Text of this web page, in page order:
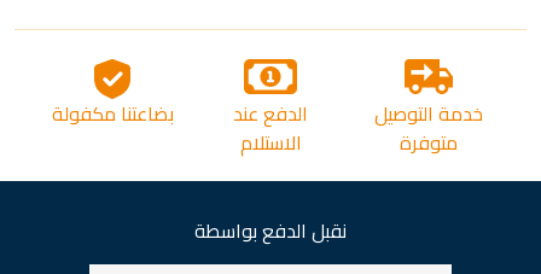
خدمة التوصيل
متوفرة
الدفع عند
الاستلام
بضاعتنا مكفولة
نقبل الدفع بواسطة